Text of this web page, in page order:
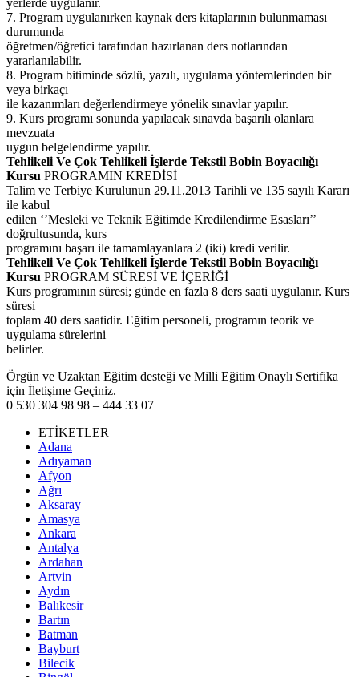
7. Program uygulanırken kaynak ders kitaplarının bulunmaması
durumunda
öğretmen/öğretici tarafından hazırlanan ders notlarından
yararlanılabilir.
8. Program bitiminde sözlü, yazılı, uygulama yöntemlerinden bir
veya birkaçı
ile kazanımları değerlendirmeye yönelik sınavlar yapılır.
9. Kurs programı sonunda yapılacak sınavda başarılı olanlara
mevzuata
uygun belgelendirme yapılır.
Tehlikeli Ve Çok Tehlikeli İşlerde Tekstil Bobin Boyacılığı
Kursu PROGRAMIN KREDİSİ
Talim ve Terbiye Kurulunun 29.11.2013 Tarihli ve 135 sayılı Kararı
ile kabul
edilen ‘’Mesleki ve Teknik Eğitimde Kredilendirme Esasları’’
doğrultusunda, kurs
programını başarı ile tamamlayanlara 2 (iki) kredi verilir.
Tehlikeli Ve Çok Tehlikeli İşlerde Tekstil Bobin Boyacılığı
Kursu PROGRAM SÜRESİ VE İÇERİĞİ
Kurs programının süresi; günde en fazla 8 ders saati uygulanır. Kurs
süresi
toplam 40 ders saatidir. Eğitim personeli, programın teorik ve
uygulama sürelerini
belirler.
Örgün ve Uzaktan Eğitim desteği ve Milli Eğitim Onaylı Sertifika
için İletişime Geçiniz.
0 530 304 98 98 – 444 33 07
ETİKETLER
Adana
Adıyaman
Afyon
Ağrı
Aksaray
Amasya
Ankara
Antalya
Ardahan
Artvin
Aydın
Balıkesir
Bartın
Batman
Bayburt
Bilecik